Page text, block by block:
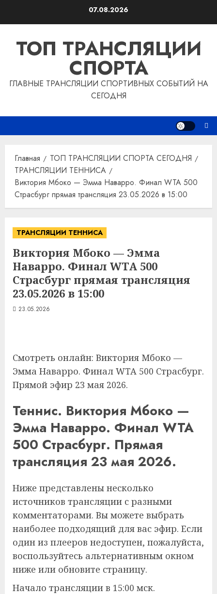
07.08.2026
ТОП ТРАНСЛЯЦИИ
СПОРТА
ГЛАВНЫЕ ТРАНСЛЯЦИИ СПОРТИВНЫХ СОБЫТИЙ НА
СЕГОДНЯ
Главная
ТОП ТРАНСЛЯЦИИ СПОРТА СЕГОДНЯ
ТРАНСЛЯЦИИ ТЕННИСА
Виктория Мбоко — Эмма Наварро. Финал WTA 500
Страсбург прямая трансляция 23.05.2026 в 15:00
ТРАНСЛЯЦИИ ТЕННИСА
Виктория Мбоко — Эмма
Наварро. Финал WTA 500
Страсбург прямая трансляция
23.05.2026 в 15:00
23.05.2026
Смотреть онлайн: Виктория Мбоко —
Эмма Наварро. Финал WTA 500 Страсбург.
Прямой эфир 23 мая 2026.
Теннис. Виктория Мбоко —
Эмма Наварро. Финал WTA
500 Страсбург. Прямая
трансляция 23 мая 2026.
Ниже представлены несколько
источников трансляции с разными
комментаторами. Вы можете выбрать
наиболее подходящий для вас эфир. Если
один из плееров недоступен, пожалуйста,
воспользуйтесь альтернативным окном
ниже или обновите страницу.
Начало трансляции в 15:00 мск.